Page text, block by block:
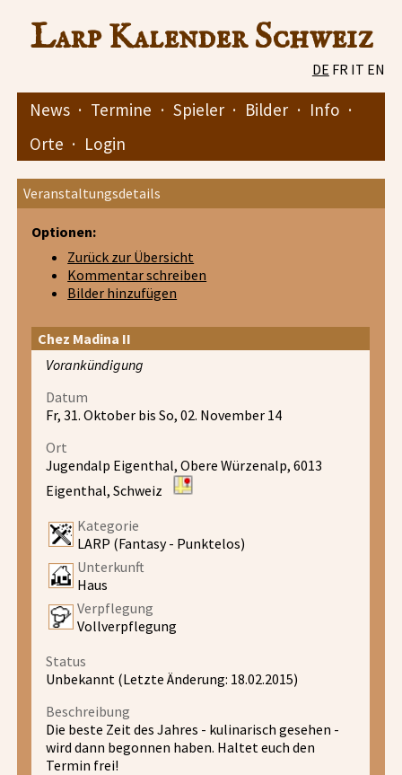
Larp Kalender Schweiz
DE FR IT EN
News · Termine · Spieler · Bilder · Info ·
Orte · Login
Veranstaltungsdetails
Optionen:
Zurück zur Übersicht
Kommentar schreiben
Bilder hinzufügen
Chez Madina II
Vorankündigung
Datum
Fr, 31. Oktober bis So, 02. November 14
Ort
Jugendalp Eigenthal, Obere Würzenalp, 6013
Eigenthal, Schweiz
Kategorie
LARP (Fantasy - Punktelos)
Unterkunft
Haus
Verpflegung
Vollverpflegung
Status
Unbekannt (Letzte Änderung: 18.02.2015)
Beschreibung
Die beste Zeit des Jahres - kulinarisch gesehen -
wird dann begonnen haben. Haltet euch den
Termin frei!